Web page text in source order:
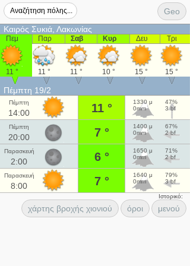
Geo
Καιρός Συκιά, Λακωνίας
Πεμ
11 °
Παρ
11 °
Σαβ
11 °
Κυρ
10 °
Δευ
15 °
Τρι
15 °
Πέμπτη 19/2
Πέμπτη
14:00 11 °
1330 μ
0mm
47%
3 bf
Πέμπτη
20:00 7 °
1400 μ
0mm
67%
2 bf
Παρασκευή
2:00 6 °
1650 μ
0mm
71%
2 bf
Παρασκευή
8:00 7 °
1640 μ
0mm
79%
3 bf
Ιστορικό:
χάρτης βροχής χιονιού όροι μενού